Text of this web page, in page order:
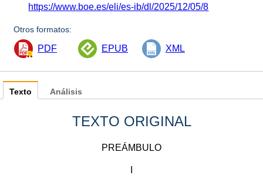
https://www.boe.es/eli/es-ib/dl/2025/12/05/8
Otros formatos:
PDF EPUB XML
Texto
TEXTO ORIGINAL
PREÁMBULO
Análisis